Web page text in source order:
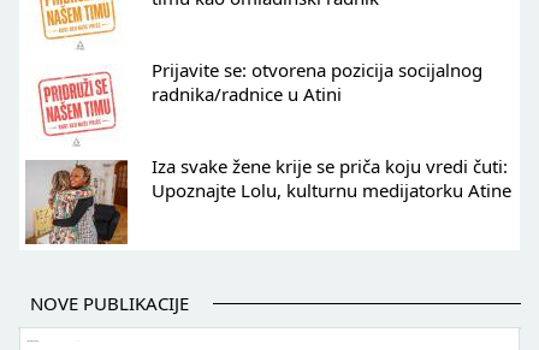
Prijavite se: otvorena pozicija socijalnog
radnika/radnice u Atini
Iza svake žene krije se priča koju vredi čuti:
Upoznajte Lolu, kulturnu medijatorku Atine
NOVE PUBLIKACIJE